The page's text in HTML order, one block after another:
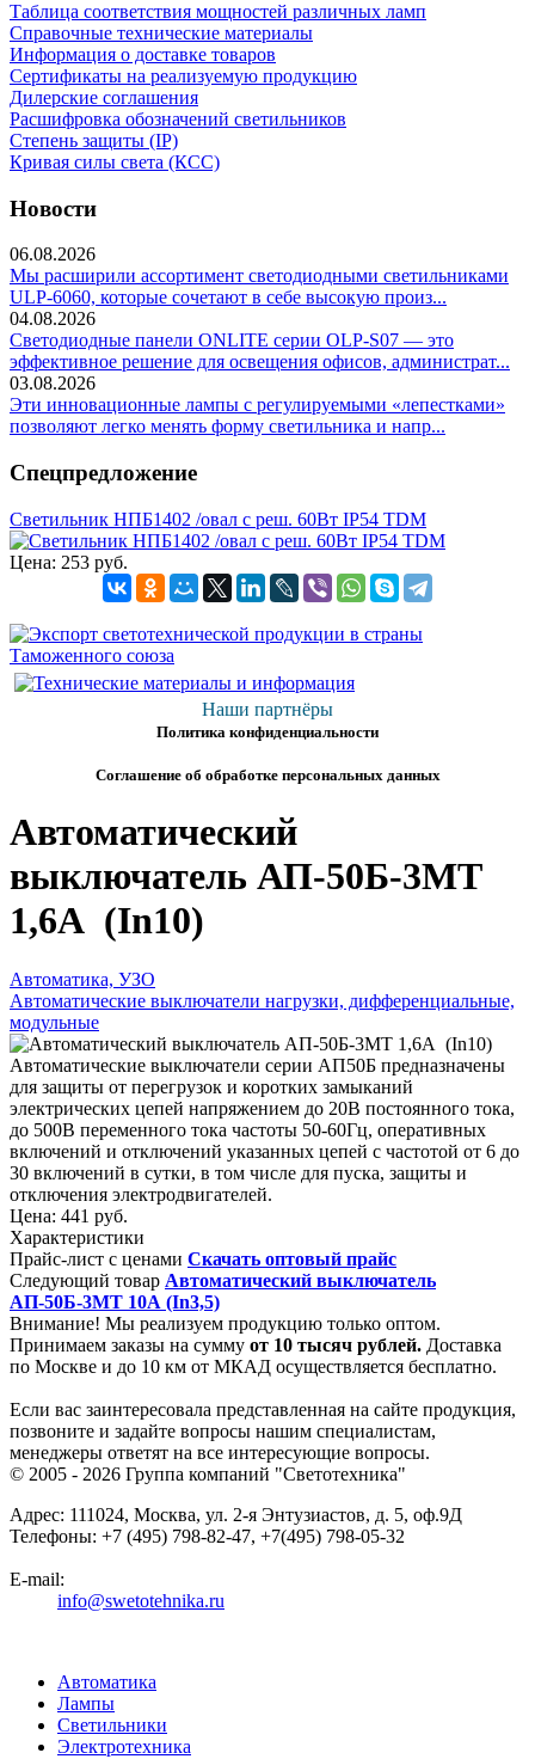
Таблица соответствия мощностей различных ламп
Справочные технические материалы
Информация о доставке товаров
Сертификаты на реализуемую продукцию
Дилерские соглашения
Расшифровка обозначений светильников
Степень защиты (IP)
Кривая силы света (КСС)
Новости
06.08.2026
Мы расширили ассортимент светодиодными светильниками
ULP-6060, которые сочетают в себе высокую произ...
04.08.2026
Светодиодные панели ONLITE серии OLP-S07 — это
эффективное решение для освещения офисов, администрат...
03.08.2026
Эти инновационные лампы с регулируемыми «лепестками»
позволяют легко менять форму светильника и напр...
Спецпредложение
Светильник НПБ1402 /овал с реш. 60Вт IP54 TDM
Цена: 253 руб.
Наши партнёры
Политика конфиденциальности
Соглашение об обработке персональных данных
Автоматический
выключатель АП-50Б-3МТ
1,6А (In10)
Автоматика, УЗО
Автоматические выключатели нагрузки, дифференциальные,
модульные
Автоматические выключатели серии АП50Б предназначены
для защиты от перегрузок и коротких замыканий
электрических цепей напряжением до 20В постоянного тока,
до 500В переменного тока частоты 50-60Гц, оперативных
включений и отключений указанных цепей с частотой от 6 до
30 включений в сутки, в том числе для пуска, защиты и
отключения электродвигателей.
Цена: 441 руб.
Характеристики
Прайс-лист с ценами Скачать оптовый прайс
Следующий товар Автоматический выключатель
АП-50Б-3МТ 10А (In3,5)
Внимание! Мы реализуем продукцию только оптом.
Принимаем заказы на сумму от 10 тысяч рублей. Доставка
по Москве и до 10 км от МКАД осуществляется бесплатно.
Если вас заинтересовала представленная на сайте продукция,
позвоните и задайте вопросы нашим специалистам,
менеджеры ответят на все интересующие вопросы.
© 2005 - 2026 Группа компаний "Светотехника"
Адрес: 111024, Москва, ул. 2-я Энтузиастов, д. 5, оф.9Д
Телефоны: +7 (495) 798-82-47, +7(495) 798-05-32
E-mail:
info@swetotehnika.ru
Автоматика
Лампы
Светильники
Электротехника